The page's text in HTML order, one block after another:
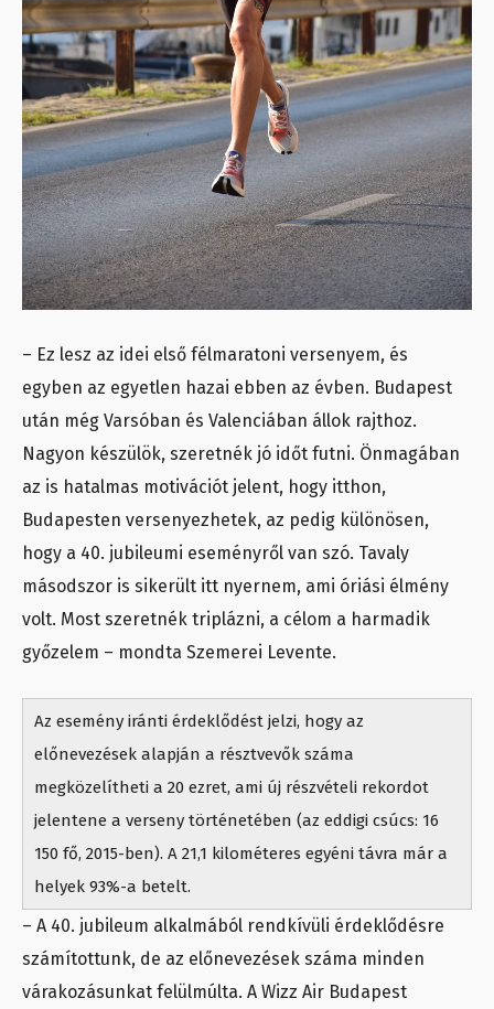
– Ez lesz az idei első félmaratoni versenyem, és
egyben az egyetlen hazai ebben az évben. Budapest
után még Varsóban és Valenciában állok rajthoz.
Nagyon készülök, szeretnék jó időt futni. Önmagában
az is hatalmas motivációt jelent, hogy itthon,
Budapesten versenyezhetek, az pedig különösen,
hogy a 40. jubileumi eseményről van szó. Tavaly
másodszor is sikerült itt nyernem, ami óriási élmény
volt. Most szeretnék triplázni, a célom a harmadik
győzelem – mondta Szemerei Levente.
Az esemény iránti érdeklődést jelzi, hogy az
előnevezések alapján a résztvevők száma
megközelítheti a 20 ezret, ami új részvételi rekordot
jelentene a verseny történetében (az eddigi csúcs: 16
150 fő, 2015-ben). A 21,1 kilométeres egyéni távra már a
helyek 93%-a betelt.
– A 40. jubileum alkalmából rendkívüli érdeklődésre
számítottunk, de az előnevezések száma minden
várakozásunkat felülmúlta. A Wizz Air Budapest